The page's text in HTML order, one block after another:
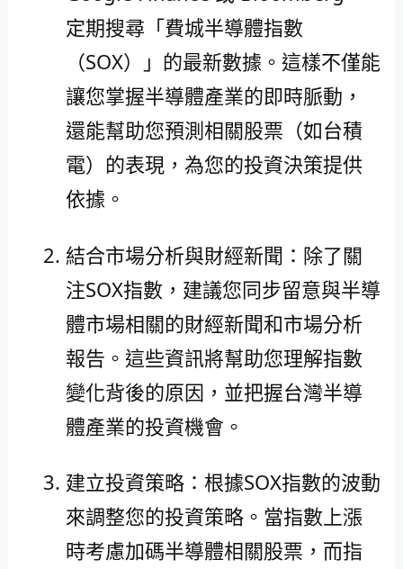
定期搜尋「費城半導體指數
（SOX）」的最新數據。這樣不僅能
讓您掌握半導體產業的即時脈動，
還能幫助您預測相關股票（如台積
電）的表現，為您的投資決策提供
依據。
結合市場分析與財經新聞：除了關
注SOX指數，建議您同步留意與半導
體市場相關的財經新聞和市場分析
報告。這些資訊將幫助您理解指數
變化背後的原因，並把握台灣半導
體產業的投資機會。
建立投資策略：根據SOX指數的波動
來調整您的投資策略。當指數上漲
時考慮加碼半導體相關股票，而指